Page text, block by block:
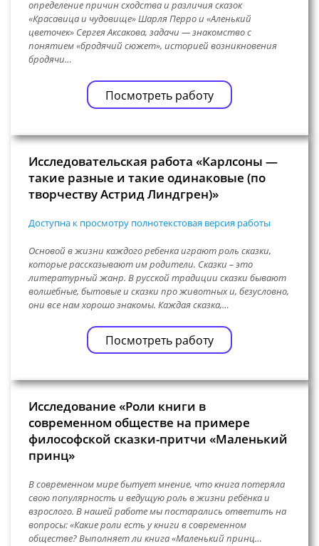
определение причин сходства и различия сказок
«Красавица и чудовище» Шарля Перро и «Аленький
цветочек» Сергея Аксакова, задачи — знакомство с
понятием «бродячий сюжет», историей возникновения
бродячи…
Посмотреть работу
Исследовательская работа «Карлсоны —
такие разные и такие одинаковые (по
творчеству Астрид Линдгрен)»
Доступна к просмотру полнотекстовая версия работы
Основой в жизни каждого ребенка играют роль сказки,
которые рассказывают им родители. Сказки – это
литературный жанр. В русской традиции сказки бывают
волшебные, бытовые и сказки про животных и, безусловно,
они все нам хорошо знакомы. Каждая сказка,…
Посмотреть работу
Исследование «Роли книги в
современном обществе на примере
философской сказки-притчи «Маленький
принц»
В современном мире бытует мнение, что книга потеряла
свою популярность и ведущую роль в жизни ребёнка и
взрослого. В нашей работе мы постарались ответить на
вопросы: «Какие роли есть у книги в современном
обществе? Выполняет ли книга «Маленький принц…